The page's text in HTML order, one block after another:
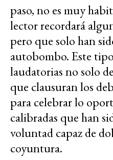
paso, no es muy
lector recordará
pero que solo han
autobombo. Este
laudatorias no solo
que clausuran los
para celebrar lo
calibradas que han
voluntad capaz de
coyuntura.